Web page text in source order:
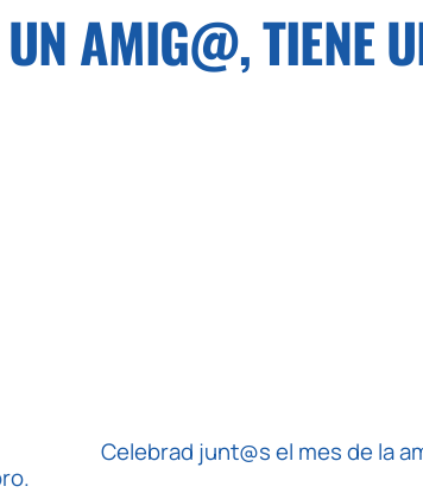
UN AMIG@, TIENE
Celebrad junt@s el mes de la